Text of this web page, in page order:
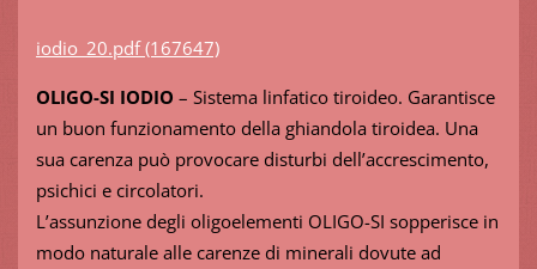
iodio_20.pdf (167647)
OLIGO-SI IODIO – Sistema linfatico tiroideo. Garantisce
un buon funzionamento della ghiandola tiroidea. Una
sua carenza può provocare disturbi dell’accrescimento,
psichici e circolatori.
L’assunzione degli oligoelementi OLIGO-SI sopperisce in
modo naturale alle carenze di minerali dovute ad